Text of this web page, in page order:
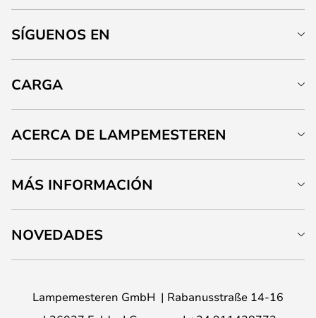
SÍGUENOS EN
CARGA
ACERCA DE LAMPEMESTEREN
MÁS INFORMACIÓN
NOVEDADES
Lampemesteren GmbH
Rabanusstraße 14-16